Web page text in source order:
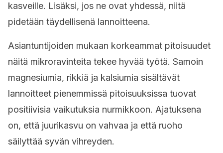
kasveille. Lisäksi, jos ne ovat yhdessä, niitä
pidetään täydellisenä lannoitteena.
Asiantuntijoiden mukaan korkeammat pitoisuudet
näitä mikroravinteita tekee hyvää työtä. Samoin
magnesiumia, rikkiä ja kalsiumia sisältävät
lannoitteet pienemmissä pitoisuuksissa tuovat
positiivisia vaikutuksia nurmikkoon. Ajatuksena
on, että juurikasvu on vahvaa ja että ruoho
säilyttää syvän vihreyden.